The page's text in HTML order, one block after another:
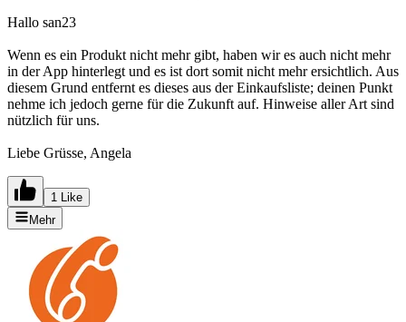
Hallo san23
Wenn es ein Produkt nicht mehr gibt, haben wir es auch nicht mehr
in der App hinterlegt und es ist dort somit nicht mehr ersichtlich. Aus
diesem Grund entfernt es dieses aus der Einkaufsliste; deinen Punkt
nehme ich jedoch gerne für die Zukunft auf. Hinweise aller Art sind
nützlich für uns.
Liebe Grüsse, Angela
1 Like
Mehr